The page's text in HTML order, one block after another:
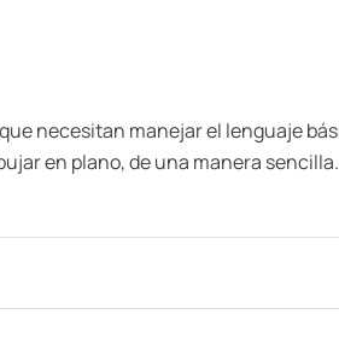
necesitan manejar el lenguaje
en plano, de una manera sencilla.